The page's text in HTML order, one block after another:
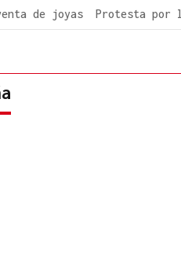
de joyas Protesta por